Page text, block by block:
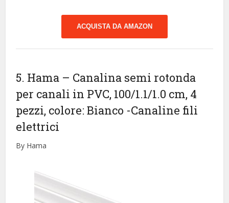
ACQUISTA DA AMAZON
5. Hama – Canalina semi rotonda
per canali in PVC, 100/1.1/1.0 cm, 4
pezzi, colore: Bianco -Canaline fili
elettrici
By Hama